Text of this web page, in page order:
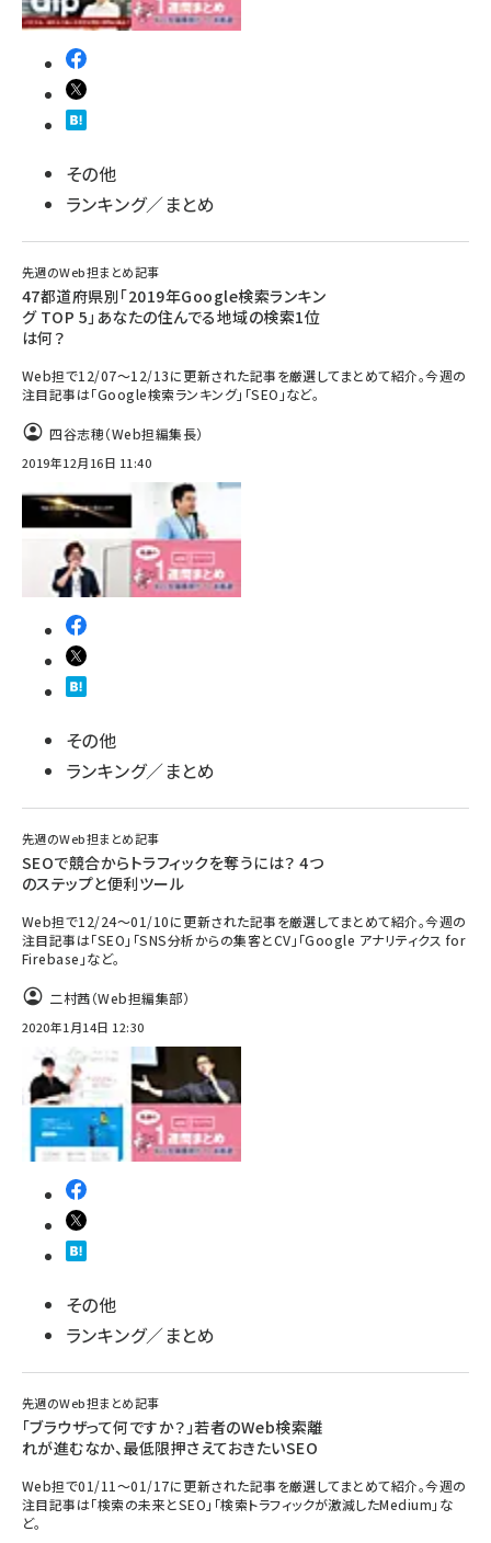
その他
ランキング／まとめ
先週のWeb担まとめ記事
47都道府県別「2019年Google検索ランキン
グ TOP 5」あなたの住んでる地域の検索1位
は何？
Web担で12/07～12/13に更新された記事を厳選してまとめて紹介。今週の
注目記事は「Google検索ランキング」「SEO」など。
四谷志穂（Web担編集長）
2019年12月16日 11:40
その他
ランキング／まとめ
先週のWeb担まとめ記事
SEOで競合からトラフィックを奪うには？ 4つ
のステップと便利ツール
Web担で12/24～01/10に更新された記事を厳選してまとめて紹介。今週の
注目記事は「SEO」「SNS分析からの集客とCV」「Google アナリティクス for
Firebase」など。
二村茜（Web担編集部）
2020年1月14日 12:30
その他
ランキング／まとめ
先週のWeb担まとめ記事
「ブラウザって何ですか？」若者のWeb検索離
れが進むなか、最低限押さえておきたいSEO
Web担で01/11～01/17に更新された記事を厳選してまとめて紹介。今週の
注目記事は「検索の未来とSEO」「検索トラフィックが激減したMedium」な
ど。